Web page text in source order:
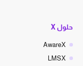
حلول X
AwareX
LMSX